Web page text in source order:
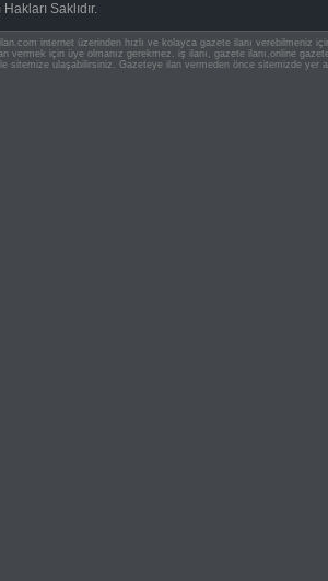
Saklıdır.
internet üzerinden hızlı ve kolayca gazete ilanı verebilmeniz
vermek için üye olmanız gerekmez. iş ilanı, gazete ilanı,online
sitemize ulaşabilirsiniz. Gazeteye ilan vermeden önce sitemizde yer